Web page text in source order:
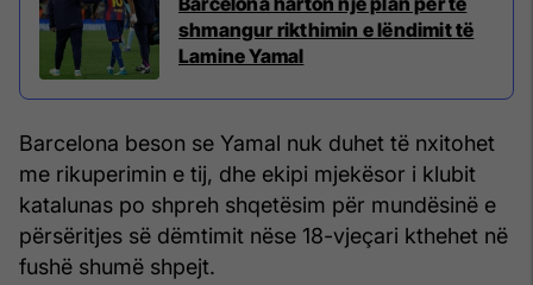
shmangur rikthimin e lëndimit të
Lamine Yamal
Barcelona beson se Yamal nuk duhet të nxitohet
me rikuperimin e tij, dhe ekipi mjekësor i klubit
katalunas po shpreh shqetësim për mundësinë e
përsëritjes së dëmtimit nëse 18-vjeçari kthehet në
fushë shumë shpejt.